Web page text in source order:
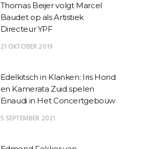
Thomas Beijer volgt Marcel
Baudet op als Artistiek
Directeur YPF
21 OKTOBER 2019
Edelkitsch in Klanken: Iris Hond
en Kamerata Zuid spelen
Einaudi in Het Concertgebouw
5 SEPTEMBER 2021